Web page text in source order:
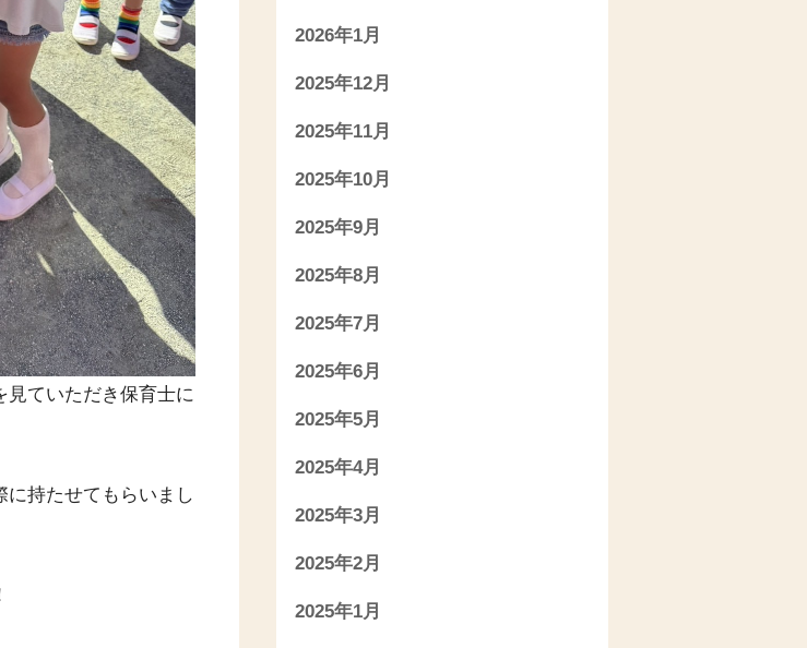
見ていただき保育士に
に持たせてもらいまし
2026年1月
2025年12月
2025年11月
2025年10月
2025年9月
2025年8月
2025年7月
2025年6月
2025年5月
2025年4月
2025年3月
2025年2月
2025年1月